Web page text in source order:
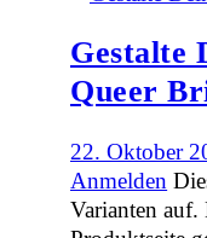
Gestalte
Queer
22. Oktober
Anmelden
Varianten